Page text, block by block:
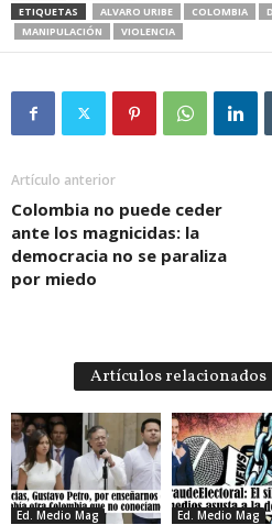
ETIQUETAS
ALVARO URIBE COLOMBIA
MANIPULACIÓN
VIOLENCIA
Artículo anterior
Colombia no puede ceder
ante los magnicidas: la
democracia no se paraliza
por miedo
Artículos relacionados
Ed. Medio Mag Ed. Medio Mag